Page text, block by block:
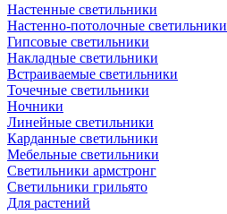
Настенные светильники
Настенно-потолочные светильники
Гипсовые светильники
Накладные светильники
Встраиваемые светильники
Точечные светильники
Ночники
Линейные светильники
Карданные светильники
Мебельные светильники
Светильники армстронг
Светильники грильято
Для растений